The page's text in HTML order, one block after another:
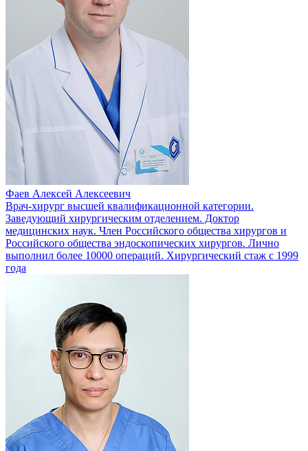
Фаев Алексей Алексеевич
Врач-хирург высшей квалификационной категории.
Заведующий хирургическим отделением. Доктор
медицинских наук. Член Российского общества хирургов и
Российского общества эндоскопических хирургов. Лично
выполнил более 10000 операций. Хирургический стаж с 1999
года